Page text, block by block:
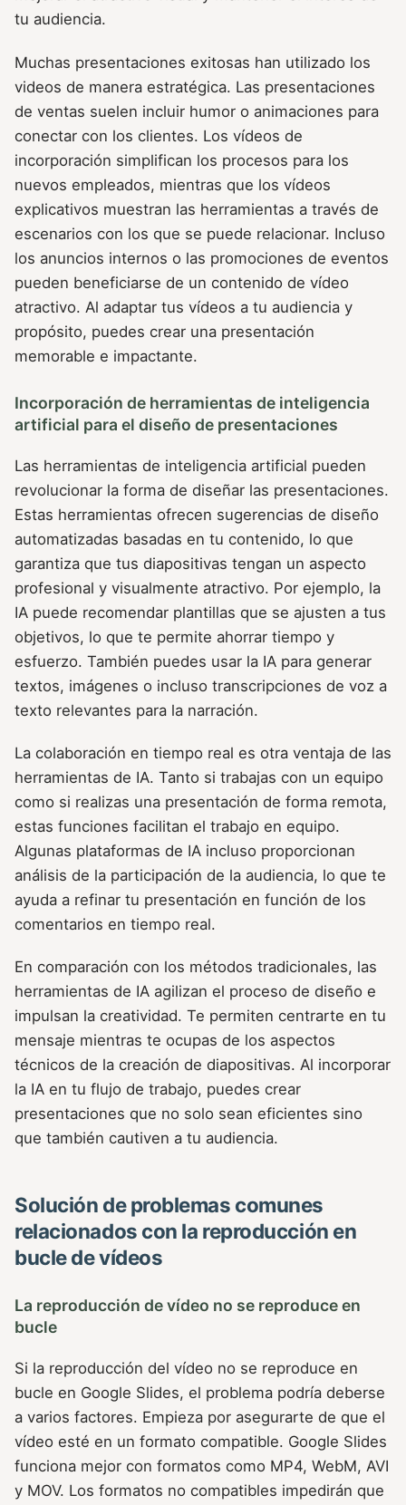
tu audiencia.
Muchas presentaciones exitosas han utilizado los
videos de manera estratégica. Las presentaciones
de ventas suelen incluir humor o animaciones para
conectar con los clientes. Los vídeos de
incorporación simplifican los procesos para los
nuevos empleados, mientras que los vídeos
explicativos muestran las herramientas a través de
escenarios con los que se puede relacionar. Incluso
los anuncios internos o las promociones de eventos
pueden beneficiarse de un contenido de vídeo
atractivo. Al adaptar tus vídeos a tu audiencia y
propósito, puedes crear una presentación
memorable e impactante.
Incorporación de herramientas de inteligencia
artificial para el diseño de presentaciones
Las herramientas de inteligencia artificial pueden
revolucionar la forma de diseñar las presentaciones.
Estas herramientas ofrecen sugerencias de diseño
automatizadas basadas en tu contenido, lo que
garantiza que tus diapositivas tengan un aspecto
profesional y visualmente atractivo. Por ejemplo, la
IA puede recomendar plantillas que se ajusten a tus
objetivos, lo que te permite ahorrar tiempo y
esfuerzo. También puedes usar la IA para generar
textos, imágenes o incluso transcripciones de voz a
texto relevantes para la narración.
La colaboración en tiempo real es otra ventaja de las
herramientas de IA. Tanto si trabajas con un equipo
como si realizas una presentación de forma remota,
estas funciones facilitan el trabajo en equipo.
Algunas plataformas de IA incluso proporcionan
análisis de la participación de la audiencia, lo que te
ayuda a refinar tu presentación en función de los
comentarios en tiempo real.
En comparación con los métodos tradicionales, las
herramientas de IA agilizan el proceso de diseño e
impulsan la creatividad. Te permiten centrarte en tu
mensaje mientras te ocupas de los aspectos
técnicos de la creación de diapositivas. Al incorporar
la IA en tu flujo de trabajo, puedes crear
presentaciones que no solo sean eficientes sino
que también cautiven a tu audiencia.
Solución de problemas comunes
relacionados con la reproducción en
bucle de vídeos
La reproducción de vídeo no se reproduce en
bucle
Si la reproducción del vídeo no se reproduce en
bucle en Google Slides, el problema podría deberse
a varios factores. Empieza por asegurarte de que el
vídeo esté en un formato compatible. Google Slides
funciona mejor con formatos como MP4, WebM, AVI
y MOV. Los formatos no compatibles impedirán que